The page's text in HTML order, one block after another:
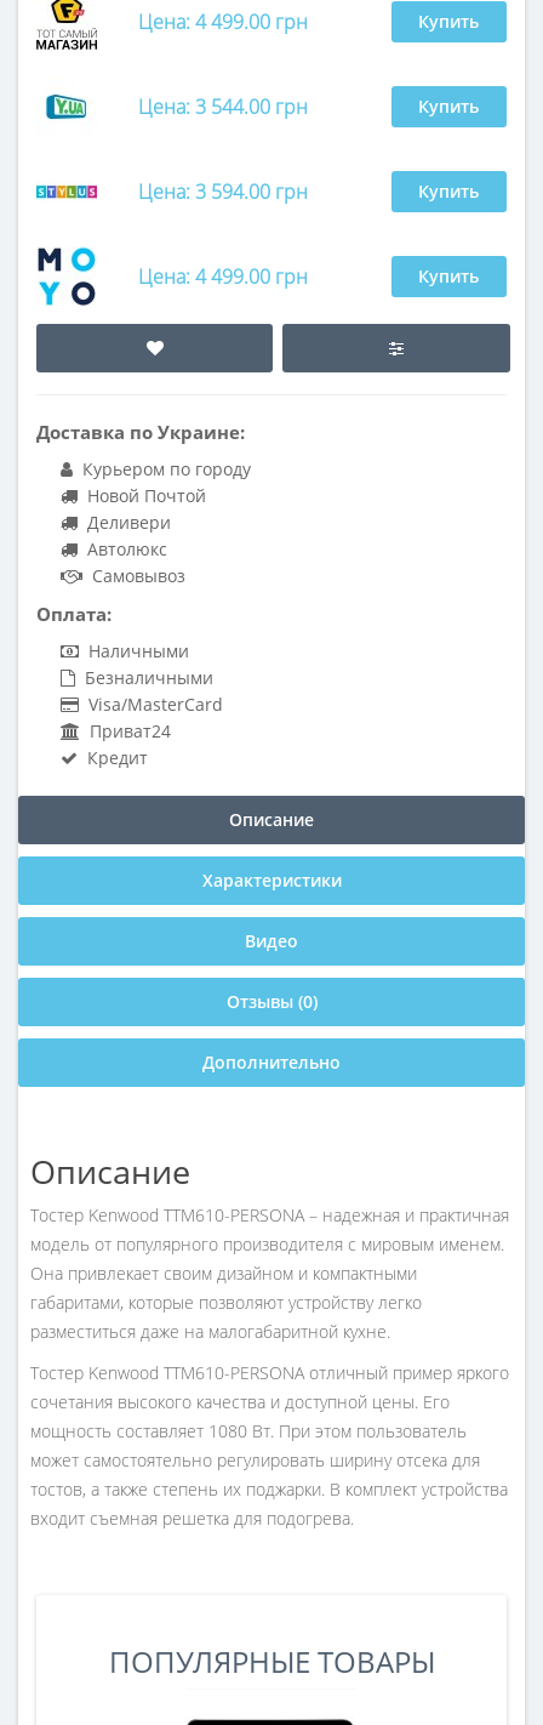
Цена: 4 499.00 грн Купить
Цена: 3 544.00 грн Купить
Цена: 3 594.00 грн Купить
Цена: 4 499.00 грн Купить
Доставка по Украине:
Курьером по городу
Новой Почтой
Деливери
Автолюкс
Самовывоз
Оплата:
Наличными
Безналичными
Visa/MasterCard
Приват24
Кредит
Описание
Характеристики
Видео
Отзывы (0)
Дополнительно
Описание
Тостер Kenwood TTM610-PERSONA – надежная и практичная
модель от популярного производителя с мировым именем.
Она привлекает своим дизайном и компактными
габаритами, которые позволяют устройству легко
разместиться даже на малогабаритной кухне.
Тостер Kenwood TTM610-PERSONA отличный пример яркого
сочетания высокого качества и доступной цены. Его
мощность составляет 1080 Вт. При этом пользователь
может самостоятельно регулировать ширину отсека для
тостов, а также степень их поджарки. В комплект устройства
входит съемная решетка для подогрева.
ПОПУЛЯРНЫЕ ТОВАРЫ